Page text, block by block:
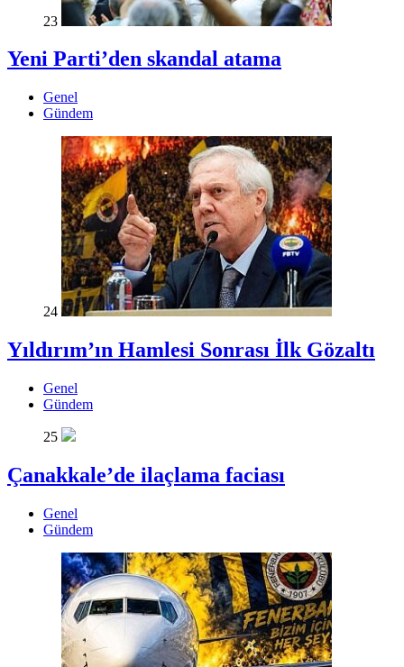
23
Yeni Parti’den skandal atama
Genel
Gündem
24
Yıldırım’ın Hamlesi Sonrası İlk Gözaltı
Genel
Gündem
25
Çanakkale’de ilaçlama faciası
Genel
Gündem